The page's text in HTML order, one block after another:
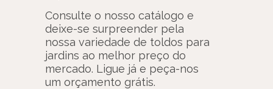
Consulte o nosso catálogo e
deixe-se surpreender pela
nossa variedade de toldos para
jardins ao melhor preço do
mercado. Ligue já e peça-nos
um orçamento grátis.